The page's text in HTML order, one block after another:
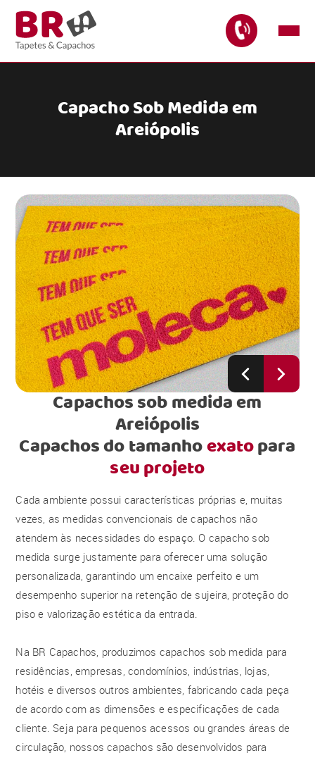
Capacho Sob Medida em
Areiópolis
Capachos sob medida em
Areiópolis
Capachos do tamanhoexatopara
seu projeto
Cada ambiente possui características próprias e, muitas
vezes, as medidas convencionais de capachos não
atendem às necessidades do espaço. O capacho sob
medida surge justamente para oferecer uma solução
personalizada, garantindo um encaixe perfeito e um
desempenho superior na retenção de sujeira, proteção do
piso e valorização estética da entrada.
Na BR Capachos, produzimos capachos sob medida para
residências, empresas, condomínios, indústrias, lojas,
hotéis e diversos outros ambientes, fabricando cada peça
de acordo com as dimensões e especificações de cada
cliente. Seja para pequenos acessos ou grandes áreas de
circulação, nossos capachos são desenvolvidos para